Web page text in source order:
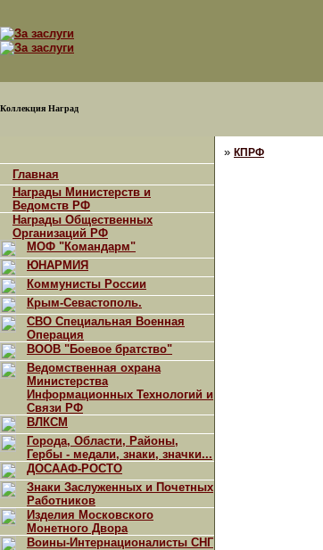
Коллекция Наград
Главная
Награды Министерств и
Ведомств РФ
Награды Общественных
Организаций РФ
МОФ "Командарм"
ЮНАРМИЯ
Коммунисты России
Крым-Севастополь.
СВО Специальная Военная
Операция
ВООВ "Боевое братство"
Ведомственная охрана
Министерства
Информационных Технологий и
Связи РФ
ВЛКСМ
Города, Области, Районы,
Гербы - медали, знаки, значки...
ДОСААФ-РОСТО
Знаки Заслуженных и Почетных
Работников
Изделия Московского
Монетного Двора
Воины-Интернационалисты СНГ
» КПРФ